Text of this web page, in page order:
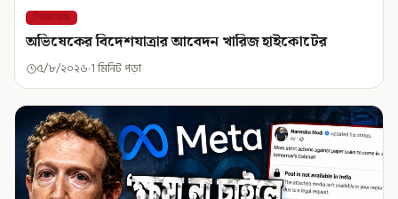
শিরোনাম
অভিষেকের বিদেশযাত্রার আবেদন খারিজ হাইকোর্টের
৫/৮/২০২৬ 1 মিনিট পড়া